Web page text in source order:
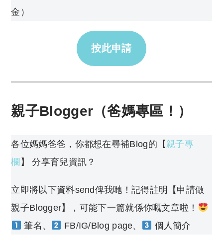
金）
按此申請
親子Blogger（爸媽專區！）
各位媽媽爸爸，你都想在尋補Blog的【 親子專
欄 】 分享育兒資訊？
立即將以下資料send俾我哋！記得註明【申請做
親子Blogger】，可能下一篇就係你嘅文章啦！
筆名、
FB/IG/Blog page、 個人簡介